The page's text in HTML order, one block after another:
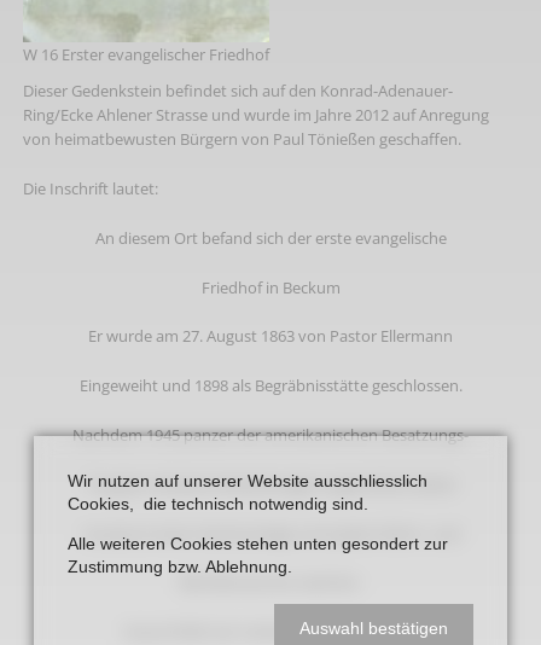
W 16 Erster evangelischer Friedhof
Dieser Gedenkstein befindet sich auf den Konrad-Adenauer-
Ring/Ecke Ahlener Strasse und wurde im Jahre 2012 auf Anregung
von heimatbewusten Bürgern von Paul Tönießen geschaffen.
Die Inschrift lautet:
An diesem Ort befand sich der erste evangelische
Friedhof in Beckum
Er wurde am 27. August 1863 von Pastor Ellermann
Eingeweiht und 1898 als Begräbnisstätte geschlossen.
Nachdem 1945 panzer der amerikanischen Besatzungs-
Truppen schwere Verwüstungen angerichtet hatten
musste er einer Gartenanlage und später Wohn- und
Betriebsräumen weichen.
Heute fließt der Verkehr darüber hinweg.
Wir nutzen auf unserer Website ausschliesslich
Cookies, die technisch notwendig sind.
Alle weiteren Cookies stehen unten gesondert zur
Zustimmung bzw. Ablehnung.
Auswahl bestätigen